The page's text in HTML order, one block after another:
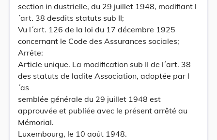
section in dustrielle, du 29 juillet 1948, modifiant l
´art. 38 desdits statuts sub II;
Vu l´art. 126 de la loi du 17 décembre 1925
concernant le Code des Assurances sociales;
Arrête:
Article unique. La modification sub II de l´art. 38
des statuts de ladite Association, adoptée par l
´as
semblée générale du 29 juillet 1948 est
approuvée et publiée avec le présent arrêté au
Mémorial.
Luxembourg, le 10 août 1948.